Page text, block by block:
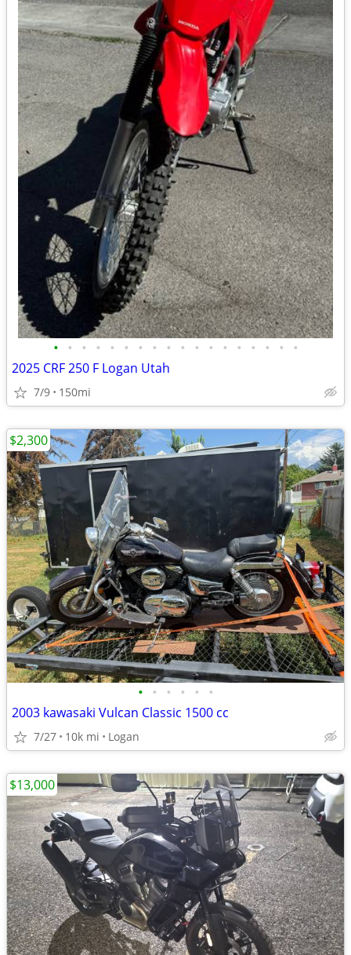
• • • • • • • • • • • • • • • • • •
2025 CRF 250 F Logan Utah
7/9 150mi
• • • • • •
2003 kawasaki Vulcan Classic 1500 cc
7/27 10k mi Logan
$2,300
$13,000